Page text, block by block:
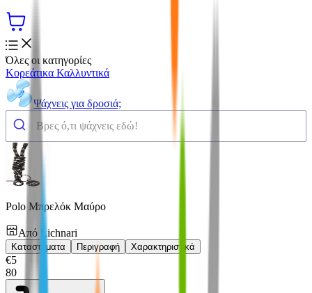
Όλες οι κατηγορίες
Κορεάτικα Καλλυντικά
Ψάχνεις για δροσιά;
Polo Μπρελόκ Μαύρο
Από Lichnari
Καταστήματα Περιγραφή Χαρακτηριστικά
€5
80